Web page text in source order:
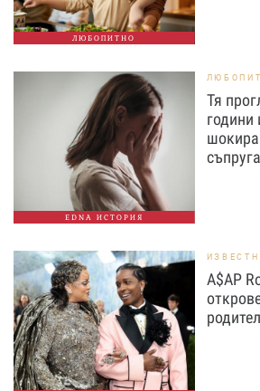
ЛЮБОПИТНО
EDNA ИСТОРИЯ
Тя
години
A$AP